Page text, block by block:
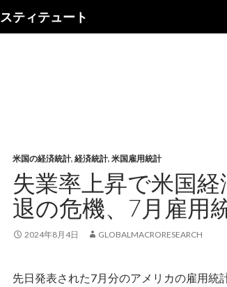
ティテュート
米国の経済統計, 経済統計, 米国雇用統計
失業率上昇で米国
退の危機、7月雇用
2024年8月4日 GLOBALMACRORESEARCH
先日発表された7月分のアメリカの雇用統